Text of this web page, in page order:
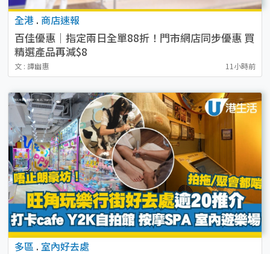
全港 . 商店速報
百佳優惠｜指定兩日全單88折！門市網店同步優惠 買
精選產品再減$8
文 : 譚幽惠 11小時前
多區 . 室內好去處